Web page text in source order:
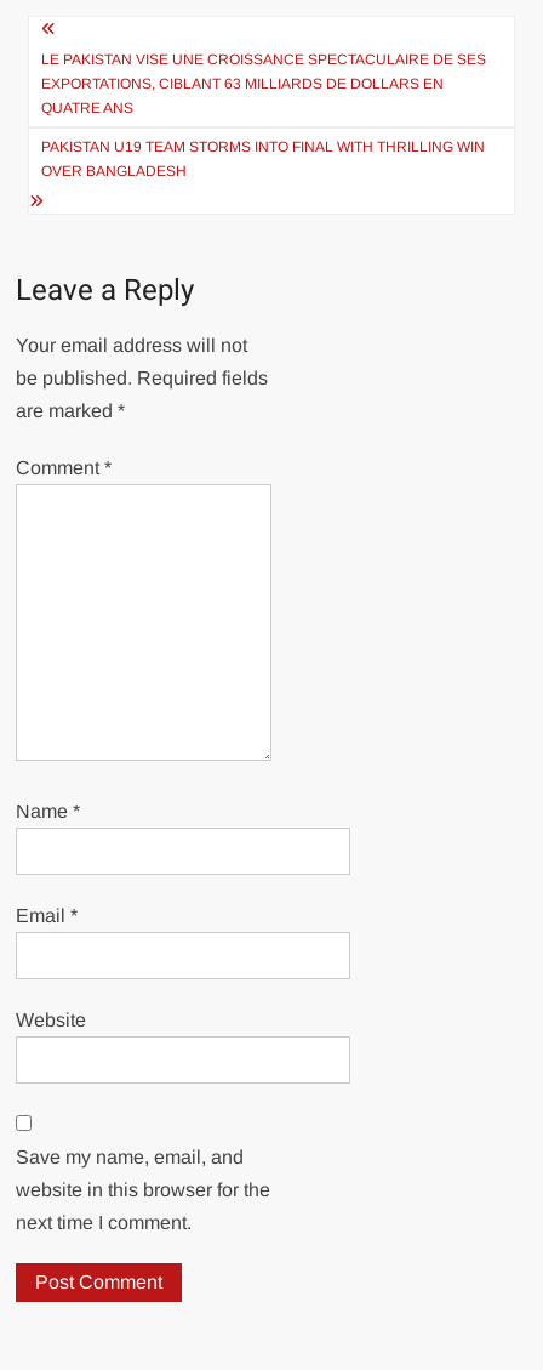
Post
navigation
LE PAKISTAN VISE UNE CROISSANCE SPECTACULAIRE DE SES
EXPORTATIONS, CIBLANT 63 MILLIARDS DE DOLLARS EN
QUATRE ANS
PAKISTAN U19 TEAM STORMS INTO FINAL WITH THRILLING WIN
OVER BANGLADESH
Leave a Reply
Your email address will not
be published. Required fields
are marked*
Comment*
Name*
Email*
Website
Save my name, email, and
website in this browser for the
next time I comment.